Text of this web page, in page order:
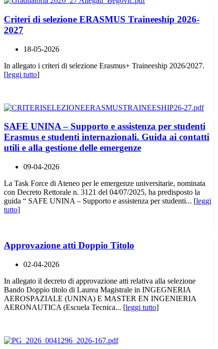
Criteri di selezione ERASMUS Traineeship 2026-
2027
18-05-2026
In allegato i criteri di selezione Erasmus+ Traineeship 2026/2027.
[leggi tutto]
SAFE UNINA – Supporto e assistenza per studenti
Erasmus e studenti internazionali. Guida ai contatti
utili e alla gestione delle emergenze
09-04-2026
La Task Force di Ateneo per le emergenze universitarie, nominata
con Decreto Rettorale n. 3121 del 04/07/2025, ha predisposto la
guida “ SAFE UNINA – Supporto e assistenza per studenti... [leggi
tutto]
Approvazione atti Doppio Titolo
02-04-2026
In allegato il decreto di approvazione atti relativa alla selezione
Bando Doppio titolo di Laurea Magistrale in INGEGNERIA
AEROSPAZIALE (UNINA) E MASTER EN INGENIERIA
AERONAUTICA (Escuela Tecnica... [leggi tutto]